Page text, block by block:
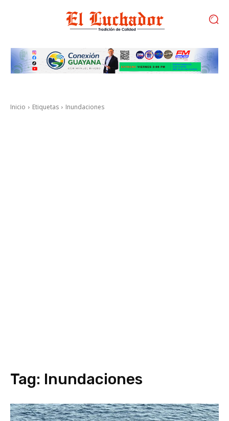
Inicio Etiquetas Inundaciones
Tag: Inundaciones